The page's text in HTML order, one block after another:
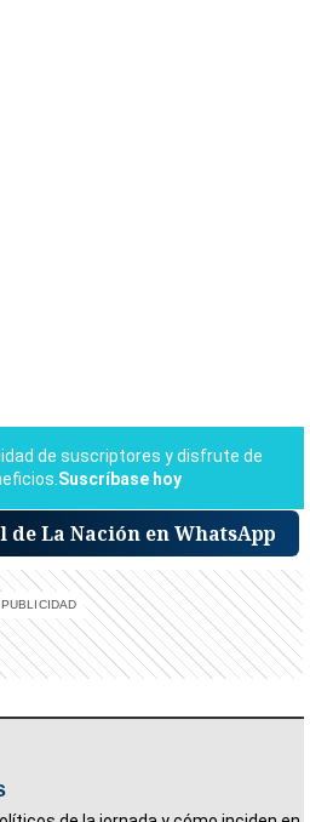
de La Nación en WhatsApp